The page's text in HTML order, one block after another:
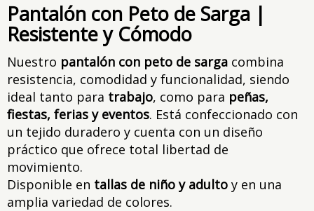
Pantalón con Peto de Sarga |
Resistente y Cómodo
Nuestro pantalón con peto de sarga combina
resistencia, comodidad y funcionalidad, siendo
ideal tanto para trabajo, como para peñas,
fiestas, ferias y eventos. Está confeccionado con
un tejido duradero y cuenta con un diseño
práctico que ofrece total libertad de
movimiento.
Disponible en tallas de niño y adulto y en una
amplia variedad de colores.